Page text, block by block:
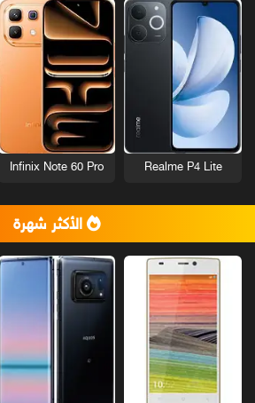
Realme P4 Lite
Infinix Note 60 Pro
الأكثر شهرة